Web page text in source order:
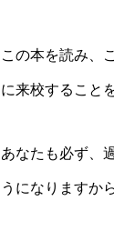
この本を読み、
に来校すること
あなたも必ず、
うになりますから